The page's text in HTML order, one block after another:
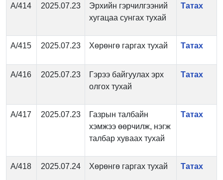
А/414 2025.07.23
Эрхийн гэрчилгээний
хугацаа сунгах тухай
Татах
А/415 2025.07.23 Хөрөнгө гаргах тухай Татах
А/416 2025.07.23
Гэрээ байгуулах эрх
олгох тухай
Татах
А/417 2025.07.23
Газрын талбайн
хэмжээ өөрчилж, нэгж
талбар хуваах тухай
Татах
А/418 2025.07.24 Хөрөнгө гаргах тухай Татах